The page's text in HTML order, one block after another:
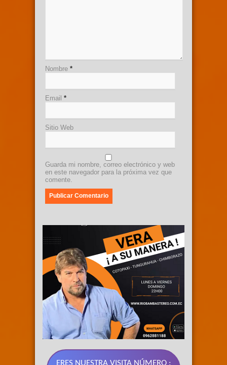
Nombre *
Email *
Sitio Web
Guarda mi nombre, correo electrónico y web
en este navegador para la próxima vez que
comente.
ERES NUESTRA VISITA NÚMERO :